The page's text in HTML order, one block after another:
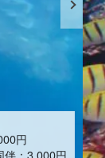
円
： 3,000円